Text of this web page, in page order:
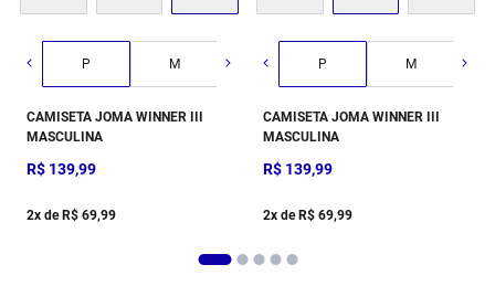
P M G
CAMISETA JOMA WINNER III
MASCULINA
R$ 139,99
2x deR$ 69,99
P M
CAMISETA JOMA WINNER III
MASCULINA
R$ 139,99
2x deR$ 69,99